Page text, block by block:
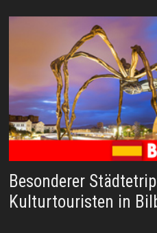
Besonderer
Kulturtouristen in